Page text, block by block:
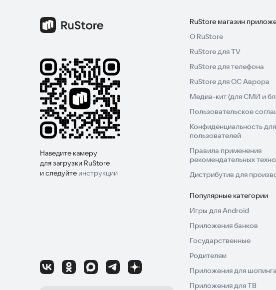
Наведите камеру
для загрузки RuStore
и следуйте инструкции
RuStore магазин
О RuStore
RuStore для TV
RuStore для телефона
RuStore для ОС Аврора
Медиа-кит (для СМИ и
Пользовательское
Конфиденциальность для
пользователей
Правила применения
рекомендательных
Дистрибутив для
Популярные категории
Игры для Android
Приложения банков
Государственные
Родителям
Приложения для шопинга
Приложения для ТВ